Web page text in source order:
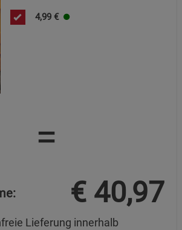
4,99 €
=
€ 40,97
Lieferung innerhalb